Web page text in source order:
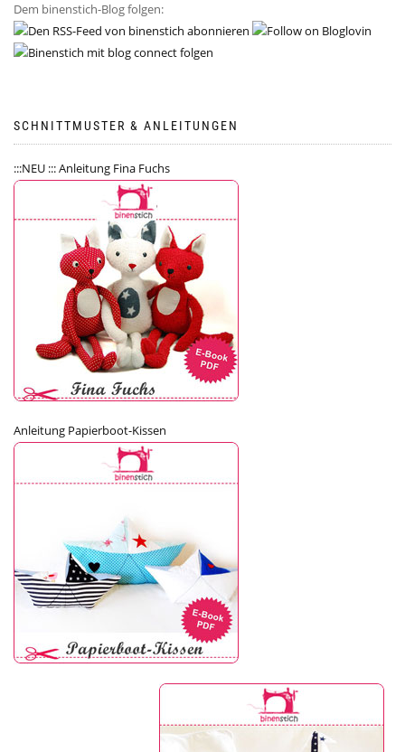
Dem binenstich-Blog folgen:
SCHNITTMUSTER & ANLEITUNGEN
:::NEU ::: Anleitung Fina Fuchs
Anleitung Papierboot-Kissen